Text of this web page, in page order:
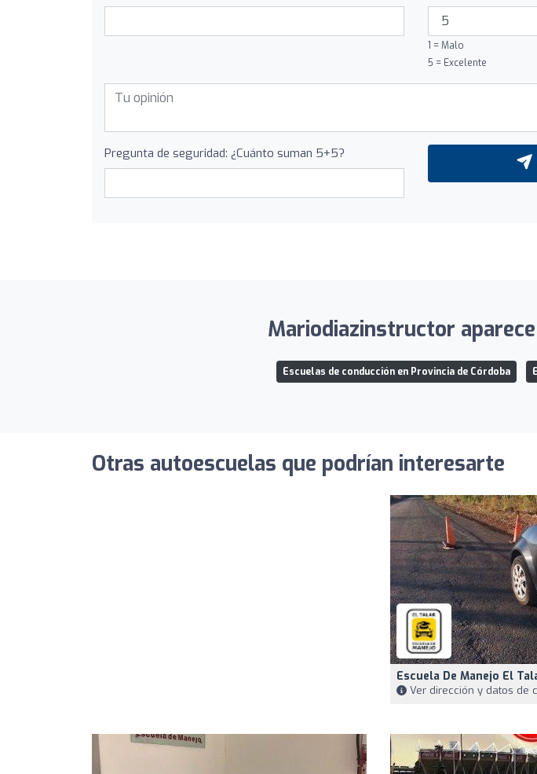
1 = Malo
5 = Excelente
Pregunta de seguridad: ¿Cuánto suman 5+5?
Mariodiazinstructor
Escuelas de conducción en Provincia de Córdoba
Otras autoescuelas que podrían interesarte
Escuela De Manejo El
Ver dirección y datos de